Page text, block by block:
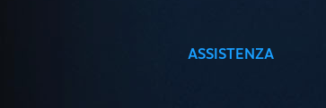
ASSISTENZA